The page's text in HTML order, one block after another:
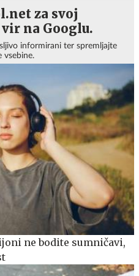
za svoj
na Googlu.
informirani ter spremljajte
vsebine.
ne bodite sumničavi,